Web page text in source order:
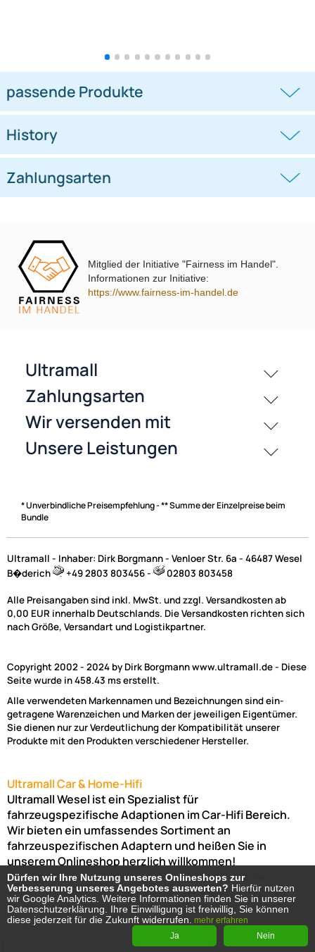
Doppel DIN Radioblende Set
kompatibel mit Hyundai
i10 2008-2013 schwarz mit Einbaukit
Doppel DIN Radioblende Set
kompatibel mit Seat Ibiza 6J
Bj.2008-2013 schwarz metallic mit
passende Produkte
History
Zahlungsarten
Mitglied der Initiative "Fairness im Handel".
Informationen zur Initiative:
https://www.fairness-im-handel.de
* Unverbindliche Preisempfehlung - ** Summe der Einzelpreise beim
Bundle
Ultramall - Inhaber: Dirk Borgmann - Venloer Str. 6a - 46487 Wesel
B�derich
+49 2803 803456 - 02803 803458
Alle Preisangaben sind inkl. MwSt. und zzgl. Versandkosten ab
0,00 EUR innerhalb Deutschlands. Die Versandkosten richten sich
nach Größe, Versandart und Logistikpartner.
Copyright 2002 - 2024 by Dirk Borgmann www.ultramall.de - Diese
Seite wurde in 458.43 ms erstellt.
Alle verwendeten Markennamen und Bezeichnungen sind ein-
getragene Warenzeichen und Marken der jeweiligen Eigentümer.
Sie dienen nur zur Verdeutlichung der Kompatibilität unserer
Produkte mit den Produkten verschiedener Hersteller.
Ultramall Car & Home-Hifi
Ultramall Wesel ist ein Spezialist für
fahrzeugspezifische Adaptionen im Car-Hifi Bereich.
Wir bieten ein umfassendes Sortiment an
fahrzeuspezifischen Adaptern und heißen Sie in
unserem Onlineshop herzlich willkommen!
Venloer Str. 6a46487 WeselNordrhein-Westfalen
Telefon:02803-803456Bürozeiten: Montag-Freitag:
(Abholung nur nach Vereinbarung möglich!)8:00 Uhr -
17:00 Uhr
Dürfen wir Ihre Nutzung unseres Onlineshops zur
Verbesserung unseres Angebotes auswerten? Hierfür nutzen
wir Google Analytics. Weitere Informationen finden Sie in unserer
Datenschutzerklärung. Ihre Einwilligung ist freiwillig, Sie können
diese jederzeit für die Zukunft widerrufen.
mehr erfahren
Nein
Ja
Dürfen wir Ihre Nutzung unseres Onlineshops zur
Verbesserung unseres Angebotes auswerten? Hierfür nutzen
wir Google Analytics. Weitere Informationen finden Sie in unserer
Datenschutzerklärung. Ihre Einwilligung ist freiwillig, Sie können
diese jederzeit für die Zukunft widerrufen.
mehr erfahren
Nein
Ja